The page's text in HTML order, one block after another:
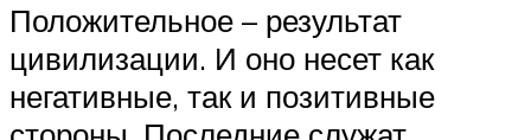
Положительное – результат
цивилизации. И оно несет как
негативные, так и позитивные